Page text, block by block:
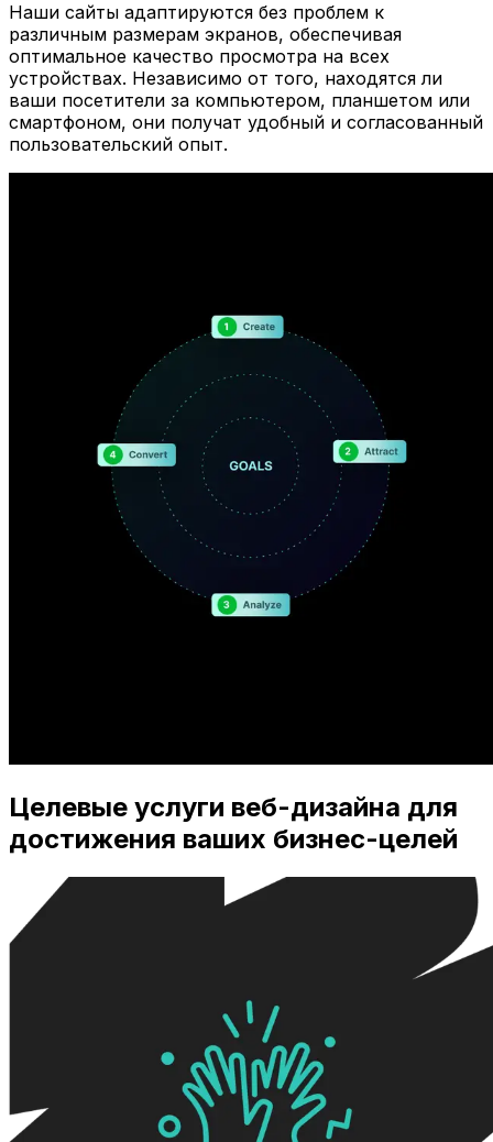
Наши сайты адаптируются без проблем к
различным размерам экранов, обеспечивая
оптимальное качество просмотра на всех
устройствах. Независимо от того, находятся ли
ваши посетители за компьютером, планшетом или
смартфоном, они получат удобный и согласованный
пользовательский опыт.
Целевые услуги веб-дизайна для
достижения ваших бизнес-целей